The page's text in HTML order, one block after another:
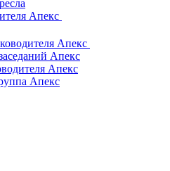
Апекс
Апекс
Апекс
Апекс
Апекс